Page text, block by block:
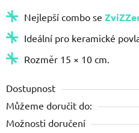
Nejlepší combo se
Ideální pro keramické
Rozměr 15 × 10 cm.
Dostupnost
Můžeme doručit do:
Možnosti doručení
5
hvězdiček.